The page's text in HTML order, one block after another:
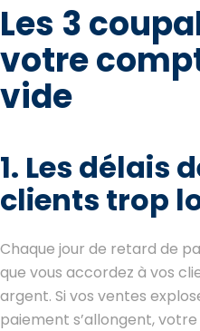
Les 3
votre
vide
1. Les délais
clients trop
Chaque jour de retard de
que vous accordez à vos
argent. Si vos ventes
paiement s’allongent,